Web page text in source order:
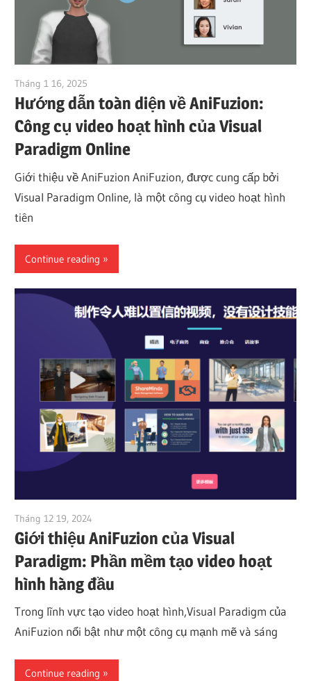
Tháng 1 16, 2025
Hướng dẫn toàn diện về AniFuzion:
Công cụ video hoạt hình của Visual
Paradigm Online
Giới thiệu về AniFuzion AniFuzion, được cung cấp bởi
Visual Paradigm Online, là một công cụ video hoạt hình
tiên
Continue reading
Tháng 12 19, 2024
Giới thiệu AniFuzion của Visual
Paradigm: Phần mềm tạo video hoạt
hình hàng đầu
Trong lĩnh vực tạo video hoạt hình,Visual Paradigm của
AniFuzion nổi bật như một công cụ mạnh mẽ và sáng
Continue reading